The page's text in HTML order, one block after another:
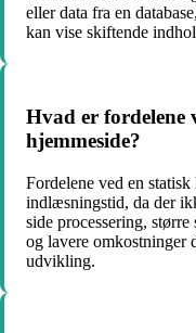
eller data fra en
kan vise skiftende
Hvad er fordelene
hjemmeside?
Fordelene ved en
indlæsningstid, da der
side processering,
og lavere omkostninger
udvikling.